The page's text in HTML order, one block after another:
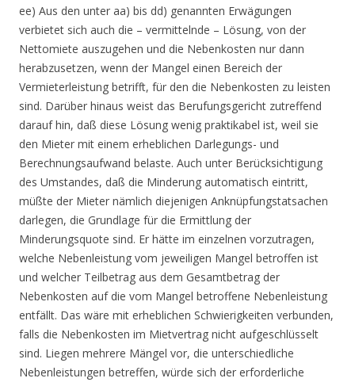
ee) Aus den unter aa) bis dd) genannten Erwägungen
verbietet sich auch die – vermittelnde – Lösung, von der
Nettomiete auszugehen und die Nebenkosten nur dann
herabzusetzen, wenn der Mangel einen Bereich der
Vermieterleistung betrifft, für den die Nebenkosten zu leisten
sind. Darüber hinaus weist das Berufungsgericht zutreffend
darauf hin, daß diese Lösung wenig praktikabel ist, weil sie
den Mieter mit einem erheblichen Darlegungs- und
Berechnungsaufwand belaste. Auch unter Berücksichtigung
des Umstandes, daß die Minderung automatisch eintritt,
müßte der Mieter nämlich diejenigen Anknüpfungstatsachen
darlegen, die Grundlage für die Ermittlung der
Minderungsquote sind. Er hätte im einzelnen vorzutragen,
welche Nebenleistung vom jeweiligen Mangel betroffen ist
und welcher Teilbetrag aus dem Gesamtbetrag der
Nebenkosten auf die vom Mangel betroffene Nebenleistung
entfällt. Das wäre mit erheblichen Schwierigkeiten verbunden,
falls die Nebenkosten im Mietvertrag nicht aufgeschlüsselt
sind. Liegen mehrere Mängel vor, die unterschiedliche
Nebenleistungen betreffen, würde sich der erforderliche